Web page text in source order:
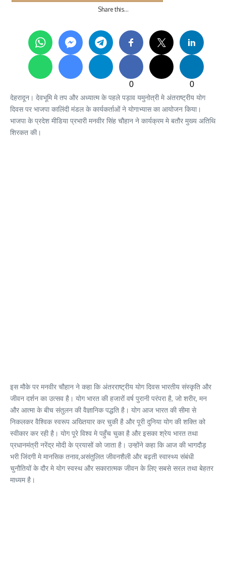
Share this…
0
0
देहरादून। देवभूमि मे तप और अध्यात्म के पहले पड़ाव यमुनोत्री मे अंतराष्ट्रीय योग
दिवस पर भाजपा कालिंदी मंडल के कार्यकर्ताओं ने योगाभ्यास का आयोजन किया।
भाजपा के प्रदेश मीडिया प्रभारी मनवीर सिंह चौहान ने कार्यक्रम मे बतौर मुख्य अतिथि
शिरकत की।
इस मौके पर मनवीर चौहान ने कहा कि अंतरराष्ट्रीय योग दिवस भारतीय संस्कृति और
जीवन दर्शन का उत्सव है। योग भारत की हजारों वर्ष पुरानी परंपरा है, जो शरीर, मन
और आत्मा के बीच संतुलन की वैज्ञानिक पद्धति है। योग आज भारत की सीमा से
निकलकर वैश्विक स्वरूप अख्तियार कर चुकी है और पूरी दुनिया योग की शक्ति को
स्वीकार कर रही है। योग पूरे विश्व मे पहुँच चुका है और इसका श्रेय भारत तथा
प्रधानमंत्री नरेंद्र मोदी के प्रयासों को जाता है। उन्होंने कहा कि आज की भागदौड़
भरी जिंदगी मे मानसिक तनाव,असंतुलित जीवनशैली और बढ़ती स्वास्थ्य संबंधी
चुनौतियों के दौर मे योग स्वस्थ और सकारात्मक जीवन के लिए सबसे सरल तथा बेहतर
माध्यम है।